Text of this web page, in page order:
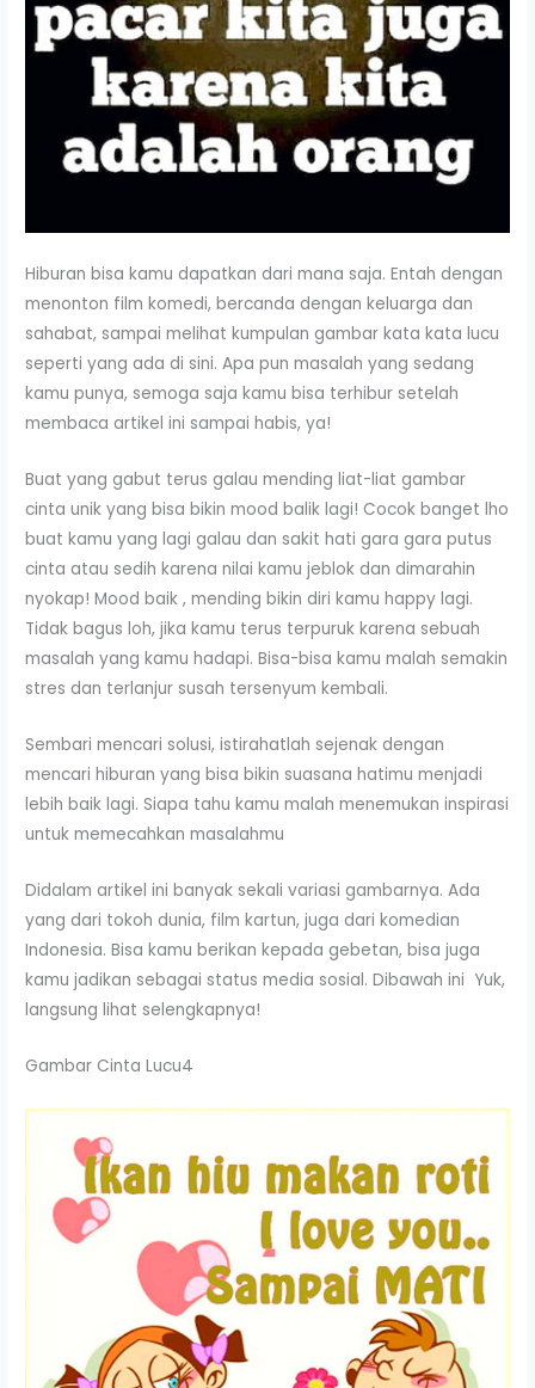
Hiburan bisa kamu dapatkan dari mana saja. Entah dengan
menonton film komedi, bercanda dengan keluarga dan
sahabat, sampai melihat kumpulan gambar kata kata lucu
seperti yang ada di sini. Apa pun masalah yang sedang
kamu punya, semoga saja kamu bisa terhibur setelah
membaca artikel ini sampai habis, ya!
Buat yang gabut terus galau mending liat-liat gambar
cinta unik yang bisa bikin mood balik lagi! Cocok banget lho
buat kamu yang lagi galau dan sakit hati gara gara putus
cinta atau sedih karena nilai kamu jeblok dan dimarahin
nyokap! Mood baik , mending bikin diri kamu happy lagi.
Tidak bagus loh, jika kamu terus terpuruk karena sebuah
masalah yang kamu hadapi. Bisa-bisa kamu malah semakin
stres dan terlanjur susah tersenyum kembali.
Sembari mencari solusi, istirahatlah sejenak dengan
mencari hiburan yang bisa bikin suasana hatimu menjadi
lebih baik lagi. Siapa tahu kamu malah menemukan inspirasi
untuk memecahkan masalahmu
Didalam artikel ini banyak sekali variasi gambarnya. Ada
yang dari tokoh dunia, film kartun, juga dari komedian
Indonesia. Bisa kamu berikan kepada gebetan, bisa juga
kamu jadikan sebagai status media sosial. Dibawah ini Yuk,
langsung lihat selengkapnya!
Gambar Cinta Lucu4